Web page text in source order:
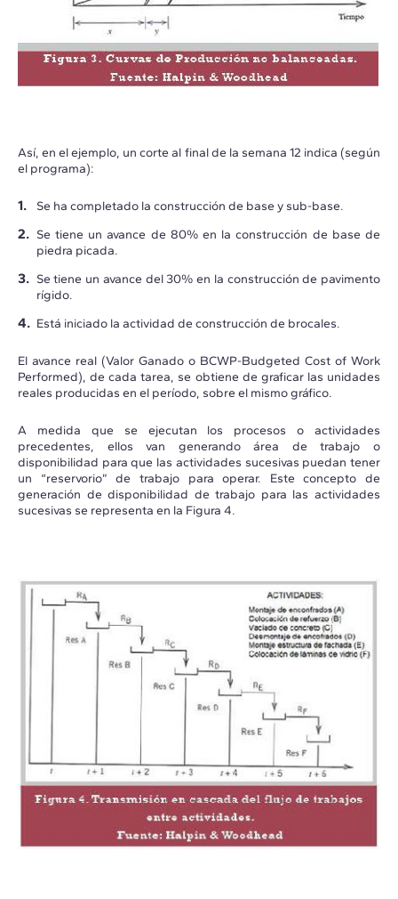
Así, en el ejemplo, un corte al final de la semana 12 indica (según
el programa):
Se ha completado la construcción de base y sub-base.
Se tiene un avance de 80% en la construcción de base de
piedra picada.
Se tiene un avance del 30% en la construcción de pavimento
rígido.
Está iniciado la actividad de construcción de brocales.
El avance real (Valor Ganado o BCWP-Budgeted Cost of Work
Performed), de cada tarea, se obtiene de graficar las unidades
reales producidas en el período, sobre el mismo gráfico.
A medida que se ejecutan los procesos o actividades
precedentes, ellos van generando área de trabajo o
disponibilidad para que las actividades sucesivas puedan tener
un “reservorio” de trabajo para operar. Este concepto de
generación de disponibilidad de trabajo para las actividades
sucesivas se representa en la Figura 4.